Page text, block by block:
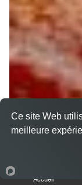
Accueil
Ce site Web
meilleure